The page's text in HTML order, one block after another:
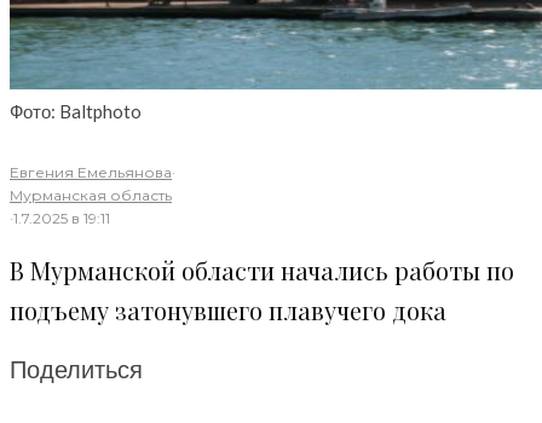
Фото: Baltphoto
Евгения Емельянова·
Мурманская область
·1.7.2025 в 19:11
В Мурманской области начались работы по
подъему затонувшего плавучего дока
Поделиться